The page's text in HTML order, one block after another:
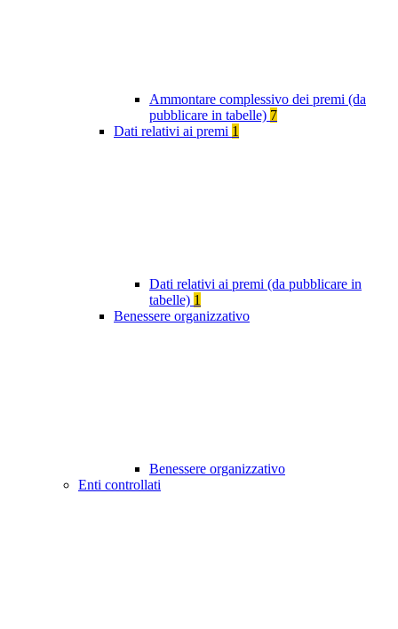
Ammontare complessivo dei premi (da
pubblicare in tabelle) 7
Dati relativi ai premi 1
Dati relativi ai premi (da pubblicare in
tabelle) 1
Benessere organizzativo
Benessere organizzativo
Enti controllati